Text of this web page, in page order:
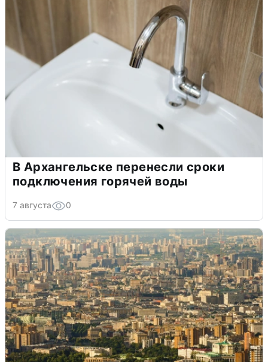
В Архангельске перенесли сроки
подключения горячей воды
7 августа 0